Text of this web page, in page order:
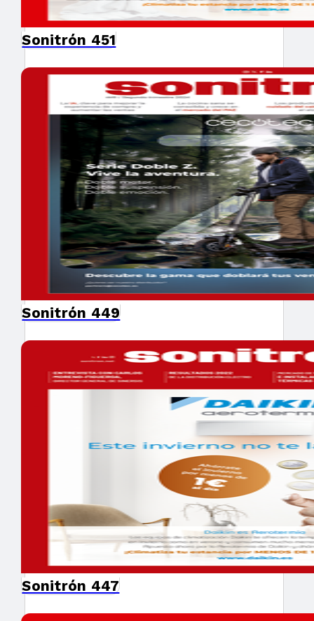
Sonitrón 451
Sonitrón 449
Sonitrón 447